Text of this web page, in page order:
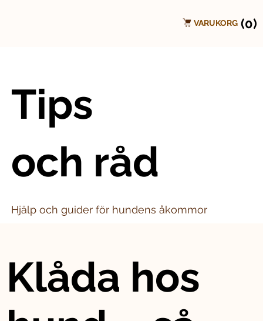
VARUKORG (0)
Tips
och råd
Hjälp och guider för hundens åkommor
Klåda hos